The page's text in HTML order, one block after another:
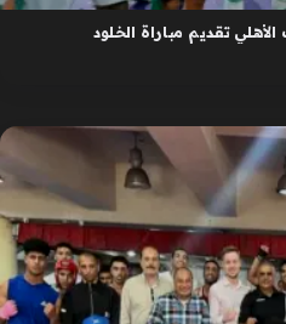
تقديم مباراة الخلود